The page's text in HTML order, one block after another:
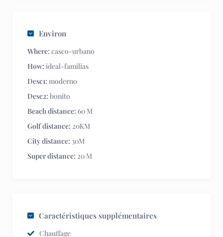
Environ
Where: casco-urbano
How: ideal-familias
Desc1: moderno
Desc2: bonito
Beach distance: 60 M
Golf distance: 20KM
City distance: 30M
Super distance: 20 M
Caractéristiques supplémentaires
Chauffage